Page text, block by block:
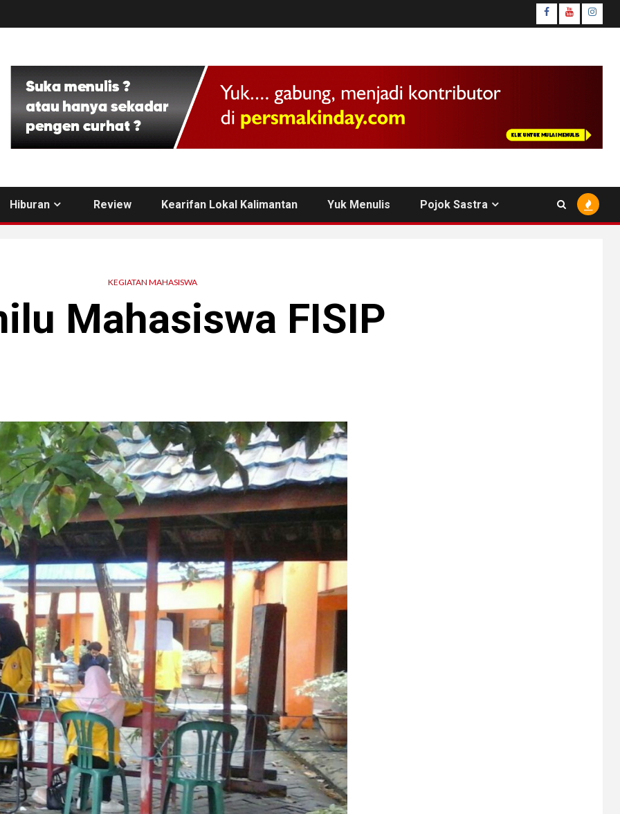
facebook
youtube
Hiburan Review Kearifan Lokal Kalimantan Yuk Menulis Pojok Sastra
KEGIATAN MAHASISWA
Mahasiswa FISIP